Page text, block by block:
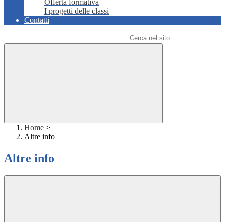
Offerta formativa
I progetti delle classi
Contatti
Home >
Altre info
Altre info